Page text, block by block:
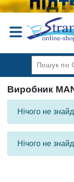
Виробник
Нічого не
Нічого не